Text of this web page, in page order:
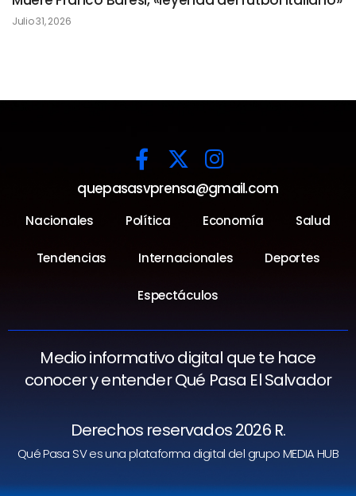
Julio 31, 2026
quepasasvprensa@gmail.com
Nacionales Política Economía Salud
Tendencias Internacionales Deportes
Espectáculos
Medio informativo digital que te hace
conocer y entender Qué Pasa El Salvador
Derechos reservados 2026 R.
Qué Pasa SV es una plataforma digital del grupo MEDIA HUB